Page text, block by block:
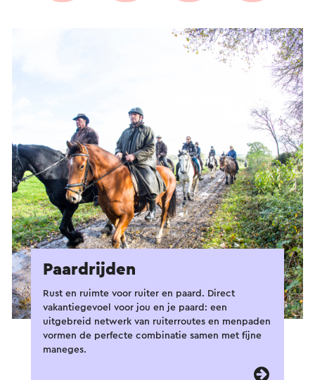
Paardrijden
Rust en ruimte voor ruiter en paard. Direct
vakantiegevoel voor jou en je paard: een
uitgebreid netwerk van ruiterroutes en menpaden
vormen de perfecte combinatie samen met fijne
maneges.